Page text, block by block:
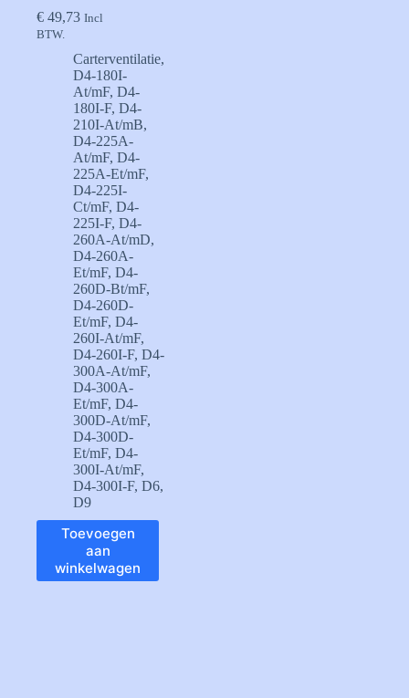
€ 49,73 Incl
BTW.
Carterventilatie,
D4-180I-
At/mF, D4-
180I-F, D4-
210I-At/mB,
D4-225A-
At/mF, D4-
225A-Et/mF,
D4-225I-
Ct/mF, D4-
225I-F, D4-
260A-At/mD,
D4-260A-
Et/mF, D4-
260D-Bt/mF,
D4-260D-
Et/mF, D4-
260I-At/mF,
D4-260I-F, D4-
300A-At/mF,
D4-300A-
Et/mF, D4-
300D-At/mF,
D4-300D-
Et/mF, D4-
300I-At/mF,
D4-300I-F, D6,
D9
Toevoegen
aan
winkelwagen